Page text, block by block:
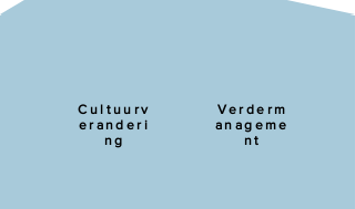
Cultuurv
eranderi
ng
Verderm
anageme
nt